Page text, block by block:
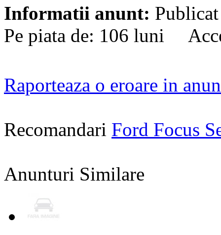
Informatii anunt:
Pe piata de: 106 luni
Raporteaza o eroare in
Recomandari Ford Focus
Anunturi Similare